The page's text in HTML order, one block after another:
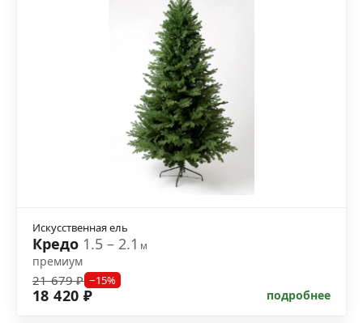
Искусственная ель
Кредо 1.5 – 2.1м
премиум
21 679 ₽ −15%
18 420 ₽ подробнее